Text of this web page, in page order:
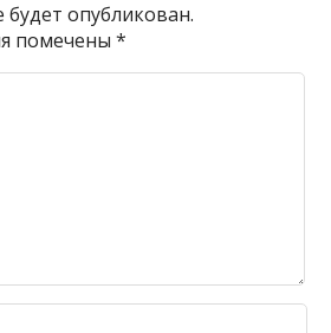
опубликован.
помечены*